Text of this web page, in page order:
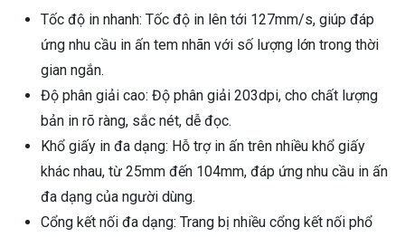
Tốc độ in nhanh: Tốc độ in lên tới 127mm/s, giúp đáp
ứng nhu cầu in ấn tem nhãn với số lượng lớn trong thời
gian ngắn.
Độ phân giải cao: Độ phân giải 203dpi, cho chất lượng
bản in rõ ràng, sắc nét, dễ đọc.
Khổ giấy in đa dạng: Hỗ trợ in ấn trên nhiều khổ giấy
khác nhau, từ 25mm đến 104mm, đáp ứng nhu cầu in ấn
đa dạng của người dùng.
Cổng kết nối đa dạng: Trang bị nhiều cổng kết nối phổ